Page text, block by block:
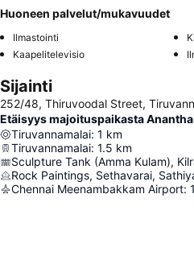
Huoneen palvelut/mukavuudet
Ilmastointi
Kaapelitelevisio
Sijainti
252/48, Thiruvoodal Street,
Etäisyys majoituspaikasta
Tiruvannamalai: 1 km
Tiruvannamalai: 1.5 km
Sculpture Tank (Amma Kulam),
Rock Paintings, Sethavarai,
Chennai Meenambakkam Airport: